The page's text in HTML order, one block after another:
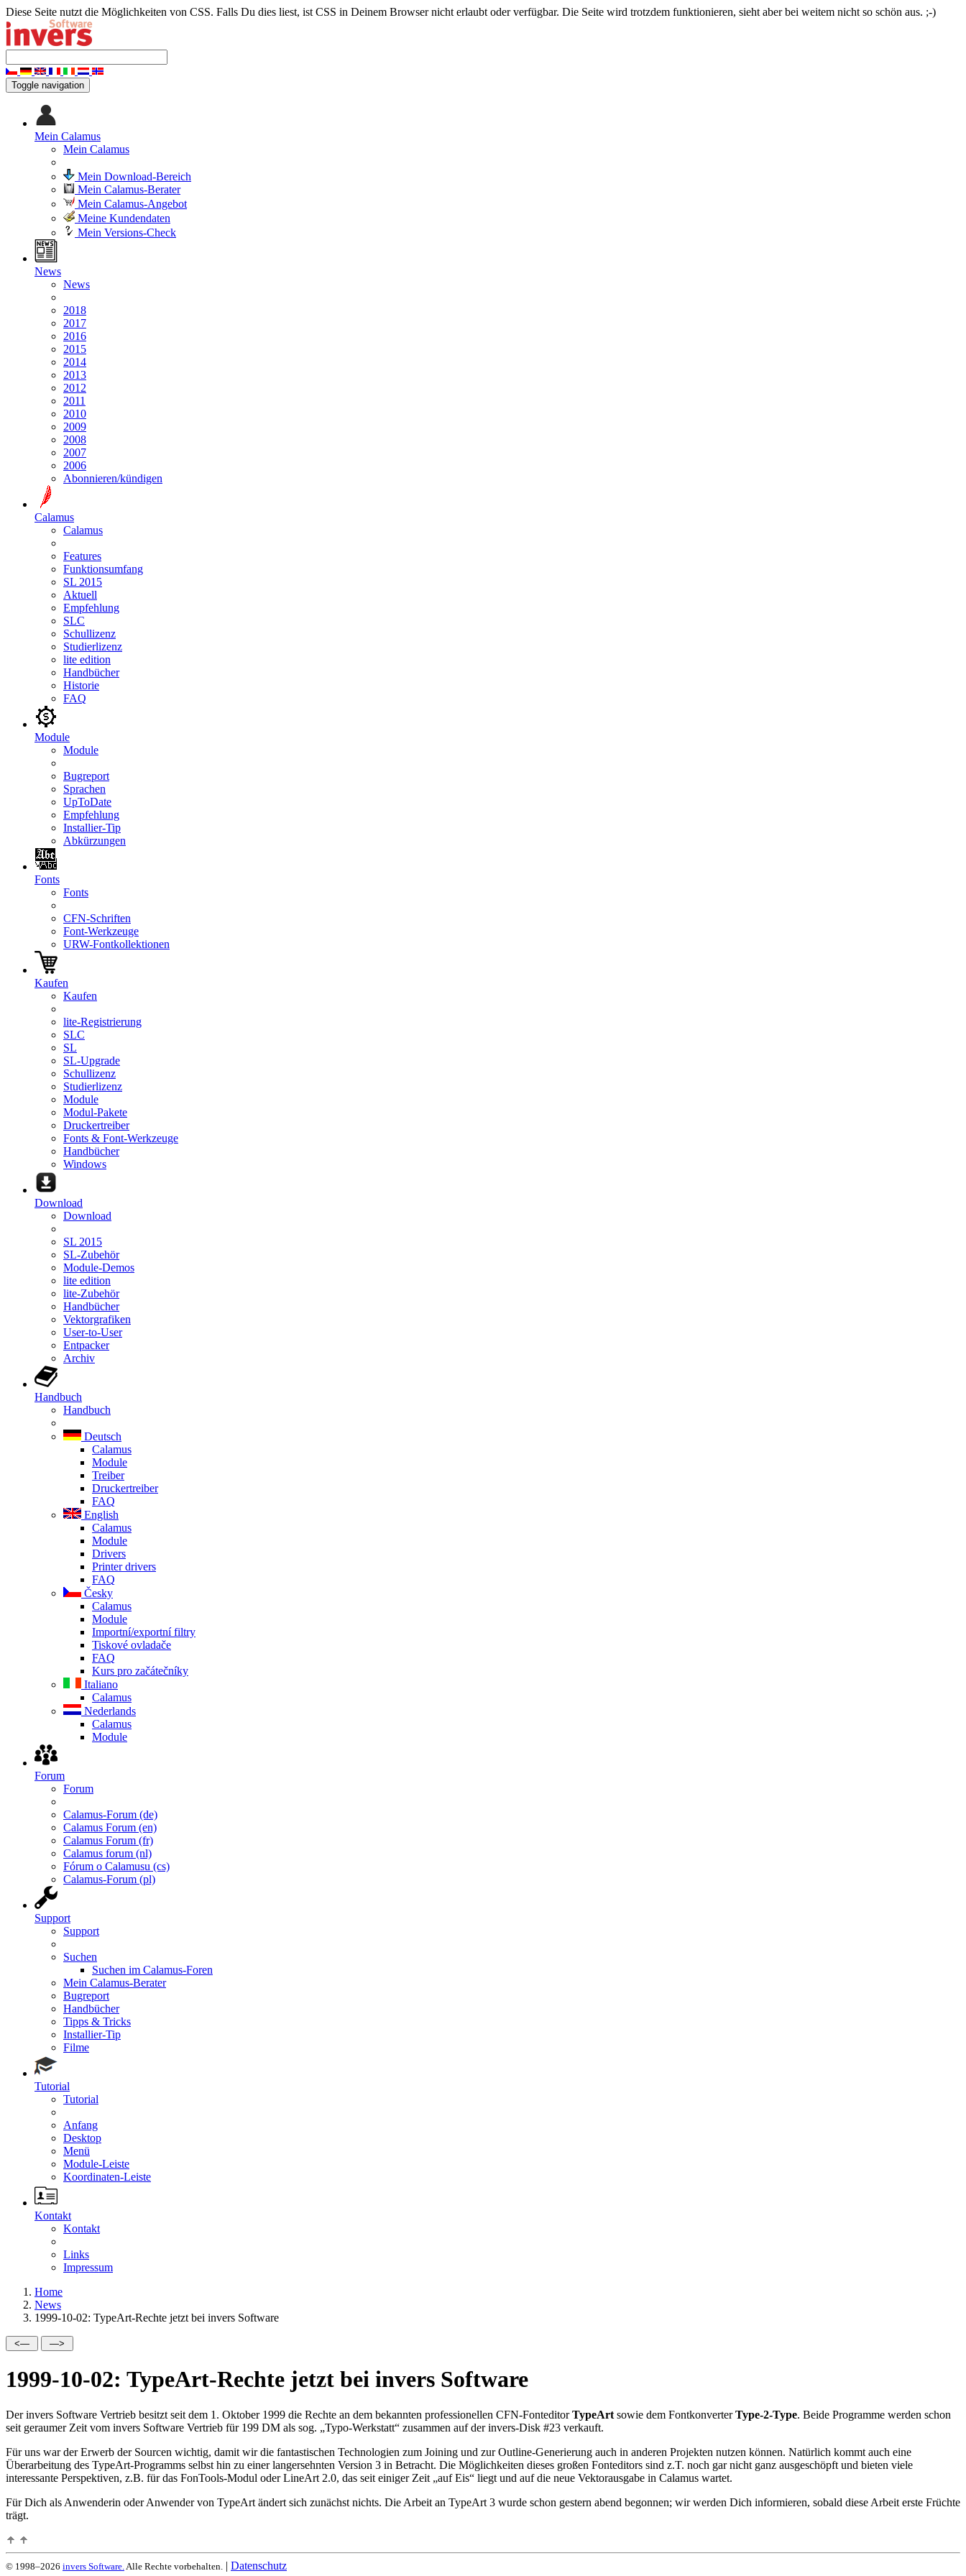
Diese Seite nutzt die Möglichkeiten von CSS. Falls Du dies liest, ist CSS in Deinem Browser nicht erlaubt oder verfügbar. Die Seite wird trotzdem funktionieren, sieht aber bei weitem nicht so schön aus. ;-)
Toggle navigation
Mein Calamus
Mein Calamus
Mein Download-Bereich
Mein Calamus-Berater
Mein Calamus-Angebot
Meine Kundendaten
Mein Versions-Check
News
News
2018
2017
2016
2015
2014
2013
2012
2011
2010
2009
2008
2007
2006
Abonnieren/kündigen
Calamus
Calamus
Features
Funktionsumfang
SL 2015
Aktuell
Empfehlung
SLC
Schullizenz
Studierlizenz
lite edition
Handbücher
Historie
FAQ
Module
Module
Bugreport
Sprachen
UpToDate
Empfehlung
Installier-Tip
Abkürzungen
Fonts
Fonts
CFN-Schriften
Font-Werkzeuge
URW-Fontkollektionen
Kaufen
Kaufen
lite-Registrierung
SLC
SL
SL-Upgrade
Schullizenz
Studierlizenz
Module
Modul-Pakete
Druckertreiber
Fonts & Font-Werkzeuge
Handbücher
Windows
Download
Download
SL 2015
SL-Zubehör
Module-Demos
lite edition
lite-Zubehör
Handbücher
Vektorgrafiken
User-to-User
Entpacker
Archiv
Handbuch
Handbuch
Deutsch
Calamus
Module
Treiber
Druckertreiber
FAQ
English
Calamus
Module
Drivers
Printer drivers
FAQ
Česky
Calamus
Module
Importní/exportní filtry
Tiskové ovladače
FAQ
Kurs pro začátečníky
Italiano
Calamus
Nederlands
Calamus
Module
Forum
Forum
Calamus-Forum (de)
Calamus Forum (en)
Calamus Forum (fr)
Calamus forum (nl)
Fórum o Calamusu (cs)
Calamus-Forum (pl)
Support
Support
Suchen
Suchen im Calamus-Foren
Mein Calamus-Berater
Bugreport
Handbücher
Tipps & Tricks
Installier-Tip
Filme
Tutorial
Tutorial
Anfang
Desktop
Menü
Module-Leiste
Koordinaten-Leiste
Kontakt
Kontakt
Links
Impressum
Home
News
1999-10-02: TypeArt-Rechte jetzt bei invers Software
1999-10-02: TypeArt-Rechte jetzt bei invers Software
Der invers Software Vertrieb besitzt seit dem 1. Oktober 1999 die Rechte an dem bekannten professionellen CFN-FonteditorTypeArt sowie dem FontkonverterType-2-Type. Beide Programme werden schon
seit geraumer Zeit vom invers Software Vertrieb für 199 DM als sog.
Typo-Werkstatt
zusammen auf der invers-Disk #23 verkauft.
Für uns war der Erwerb der Sourcen wichtig, damit wir die fantastischen Technologien zum Joining und zur Outline-Generierung auch in anderen Projekten nutzen können. Natürlich kommt auch eine
Überarbeitung des TypeArt-Programms selbst hin zu einer langersehnten Version 3 in Betracht. Die Möglichkeiten dieses großen Fonteditors sind z.T. noch gar nicht ganz ausgeschöpft und bieten viele
interessante Perspektiven, z.B. für das FonTools-Modul oder LineArt 2.0, das seit einiger Zeit
auf Eis
liegt und auf die neue Vektorausgabe in Calamus wartet.
Für Dich als Anwenderin oder Anwender von TypeArt ändert sich zunächst nichts. Die Arbeit an TypeArt 3 wurde schon gestern abend begonnen; wir werden Dich informieren, sobald diese Arbeit erste Früchte
trägt.
© 1998–2026 invers Software. Alle Rechte vorbehalten. | Datenschutz